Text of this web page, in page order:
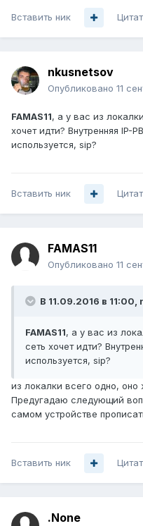
Вставить ник
nkusnetsov
Опубликовано 11
FAMAS11, а у вас из
хочет идти? Внутренняя IP-
используется, sip?
Вставить ник
FAMAS11
Опубликовано 11
В 11.09.2016 в
FAMAS11, а у вас из
сеть хочет идти?
используется, sip?
из локалки всего одно,
Предугадаю следующий
самом устройстве
Вставить ник
.None